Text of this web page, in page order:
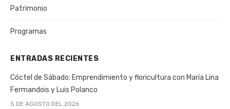
Patrimonio
Programas
ENTRADAS RECIENTES
Cóctel de Sábado: Emprendimiento y floricultura con María Lina
Fermandois y Luis Polanco
5 DE AGOSTO DEL 2026